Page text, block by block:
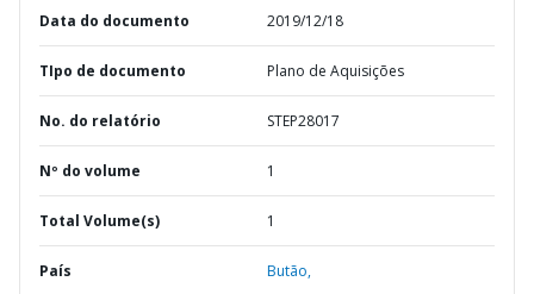
Data do documento 2019/12/18
TIpo de documento Plano de Aquisições
No. do relatório STEP28017
Nº do volume 1
Total Volume(s) 1
País Butão,